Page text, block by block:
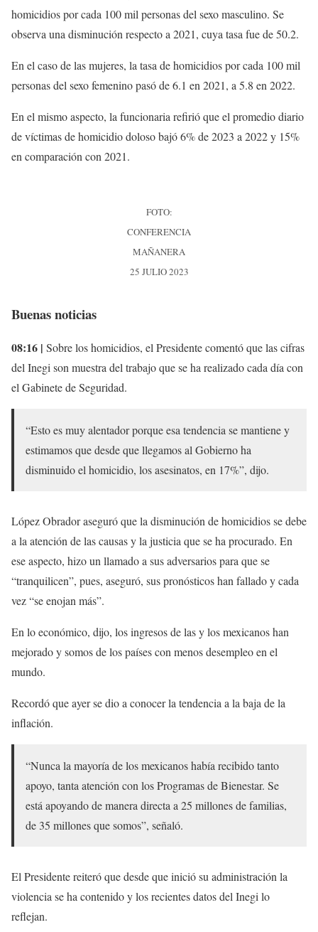
homicidios por cada 100 mil personas del sexo masculino. Se
observa una disminución respecto a 2021, cuya tasa fue de 50.2.
En el caso de las mujeres, la tasa de homicidios por cada 100 mil
personas del sexo femenino pasó de 6.1 en 2021, a 5.8 en 2022.
En el mismo aspecto, la funcionaria refirió que el promedio diario
de víctimas de homicidio doloso bajó 6% de 2023 a 2022 y 15%
en comparación con 2021.
FOTO:
CONFERENCIA
MAÑANERA
25 JULIO 2023
Buenas noticias
08:16 | Sobre los homicidios, el Presidente comentó que las cifras
del Inegi son muestra del trabajo que se ha realizado cada día con
el Gabinete de Seguridad.
“Esto es muy alentador porque esa tendencia se mantiene y
estimamos que desde que llegamos al Gobierno ha
disminuido el homicidio, los asesinatos, en 17%”, dijo.
López Obrador aseguró que la disminución de homicidios se debe
a la atención de las causas y la justicia que se ha procurado. En
ese aspecto, hizo un llamado a sus adversarios para que se
“tranquilicen”, pues, aseguró, sus pronósticos han fallado y cada
vez “se enojan más”.
En lo económico, dijo, los ingresos de las y los mexicanos han
mejorado y somos de los países con menos desempleo en el
mundo.
Recordó que ayer se dio a conocer la tendencia a la baja de la
inflación.
“Nunca la mayoría de los mexicanos había recibido tanto
apoyo, tanta atención con los Programas de Bienestar. Se
está apoyando de manera directa a 25 millones de familias,
de 35 millones que somos”, señaló.
El Presidente reiteró que desde que inició su administración la
violencia se ha contenido y los recientes datos del Inegi lo
reflejan.